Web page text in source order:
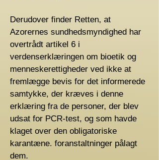
Derudover finder Retten, at
Azorernes sundhedsmyndighed har
overtrådt artikel 6 i
verdenserklæringen om bioetik og
menneskerettigheder ved ikke at
fremlægge bevis for det informerede
samtykke, der kræves i denne
erklæring fra de personer, der blev
udsat for PCR-test, og som havde
klaget over den obligatoriske
karantæne. foranstaltninger pålagt
dem.